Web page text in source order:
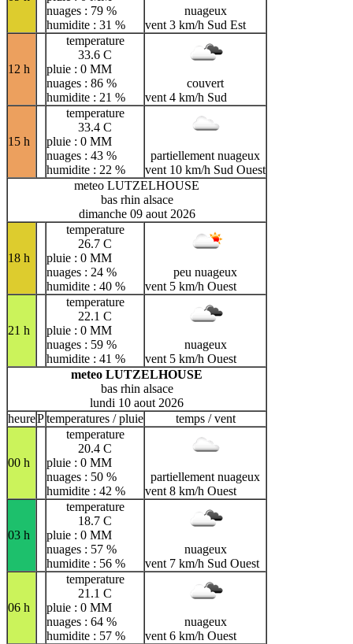
nuages : 79 %
humidite : 31 %
nuageux
vent 3 km/h Sud Est
12 h
temperature
33.6 C
pluie : 0 MM
nuages : 86 %
humidite : 21 %
couvert
vent 4 km/h Sud
15 h
temperature
33.4 C
pluie : 0 MM
nuages : 43 %
humidite : 22 %
partiellement nuageux
vent 10 km/h Sud Ouest
meteo LUTZELHOUSE
bas rhin alsace
dimanche 09 aout 2026
18 h
temperature
26.7 C
pluie : 0 MM
nuages : 24 %
humidite : 40 %
peu nuageux
vent 5 km/h Ouest
21 h
temperature
22.1 C
pluie : 0 MM
nuages : 59 %
humidite : 41 %
nuageux
vent 5 km/h Ouest
meteo LUTZELHOUSE
bas rhin alsace
lundi 10 aout 2026
heurePtemperatures / pluie temps / vent
00 h
temperature
20.4 C
pluie : 0 MM
nuages : 50 %
humidite : 42 %
partiellement nuageux
vent 8 km/h Ouest
03 h
temperature
18.7 C
pluie : 0 MM
nuages : 57 %
humidite : 56 %
nuageux
vent 7 km/h Sud Ouest
06 h
temperature
21.1 C
pluie : 0 MM
nuages : 64 %
humidite : 57 %
nuageux
vent 6 km/h Ouest